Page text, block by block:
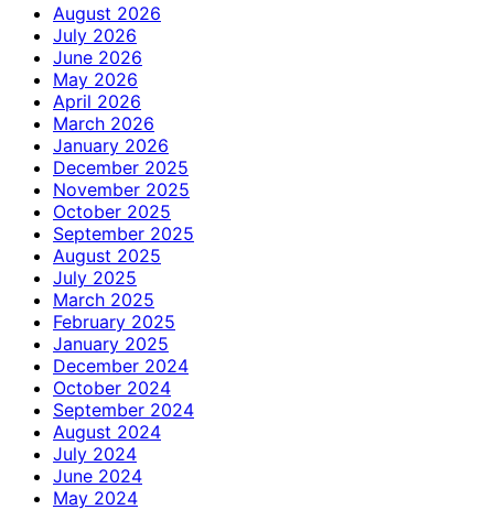
August 2026
July 2026
June 2026
May 2026
April 2026
March 2026
January 2026
December 2025
November 2025
October 2025
September 2025
August 2025
July 2025
March 2025
February 2025
January 2025
December 2024
October 2024
September 2024
August 2024
July 2024
June 2024
May 2024